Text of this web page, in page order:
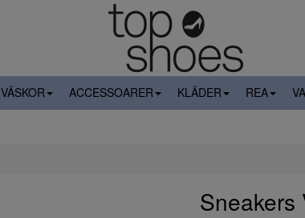
VÄSKOR ACCESSOARER KLÄDER REA
Sneakers